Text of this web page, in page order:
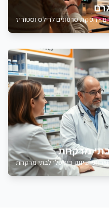
- הפקת סרטונים לרילס וסטוריז
מרקחת
שיווק דיגיטלי לבתי מרקחת